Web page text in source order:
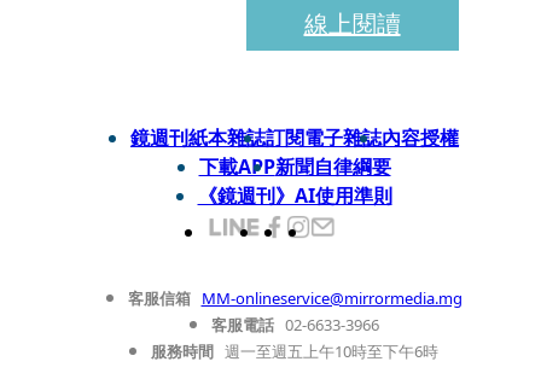
線上閱讀
鏡週刊紙本雜誌訂閱電子雜誌內容授權
下載APP新聞自律綱要
《鏡週刊》AI使用準則
客服信箱 MM-onlineservice@mirrormedia.mg
客服電話 02-6633-3966
服務時間 週一至週五上午10時至下午6時